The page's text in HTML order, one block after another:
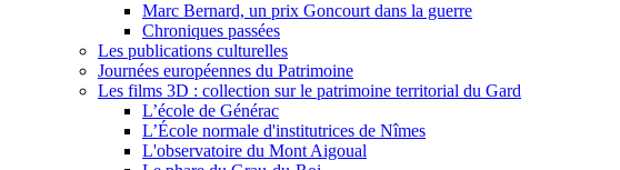
Marc Bernard, un prix Goncourt dans la guerre
Chroniques passées
Les publications culturelles
Journées européennes du Patrimoine
Les films 3D : collection sur le patrimoine territorial du Gard
L’école de Générac
L’École normale d'institutrices de Nîmes
L'observatoire du Mont Aigoual